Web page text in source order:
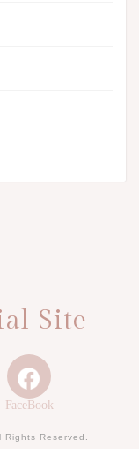
Site
FaceBook
Rights Reserved.